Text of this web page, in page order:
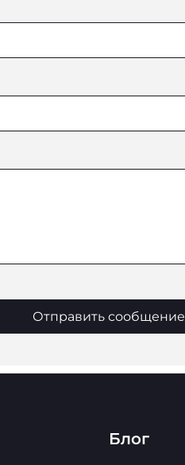
Отправить сообщение
Блог